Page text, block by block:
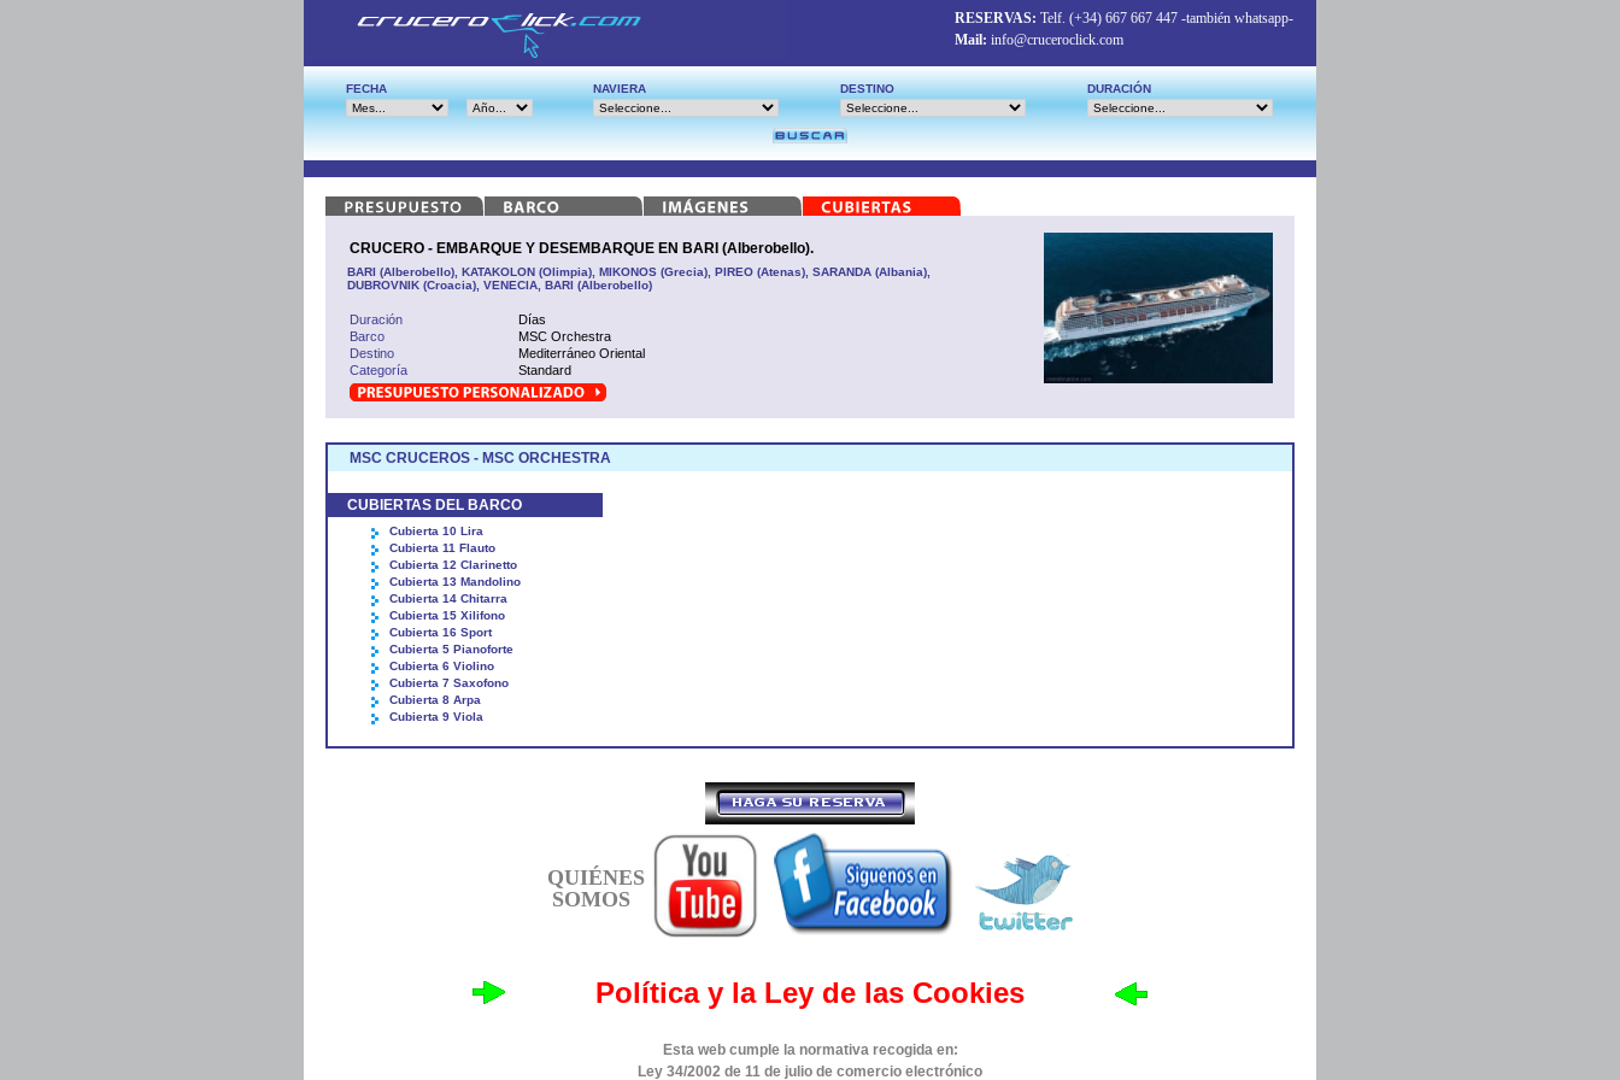
RESERVAS: Telf. (+34) 667 667 447 -también whatsapp-
Mail: info@cruceroclick.com
FECHA NAVIERA DESTINO DURACIÓN
CRUCERO - EMBARQUE Y DESEMBARQUE EN BARI (Alberobello).
BARI (Alberobello), KATAKOLON (Olimpia), MIKONOS (Grecia), PIREO (Atenas), SARANDA (Albania),
DUBROVNIK (Croacia), VENECIA, BARI (Alberobello)
Duración
Días
Barco
MSC Orchestra
Destino
Mediterráneo Oriental
Categoría
Standard
MSC CRUCEROS - MSC ORCHESTRA
CUBIERTAS DEL BARCO
Cubierta 10 Lira
Cubierta 11 Flauto
Cubierta 12 Clarinetto
Cubierta 13 Mandolino
Cubierta 14 Chitarra
Cubierta 15 Xilifono
Cubierta 16 Sport
Cubierta 5 Pianoforte
Cubierta 6 Violino
Cubierta 7 Saxofono
Cubierta 8 Arpa
Cubierta 9 Viola
QUIÉNES
SOMOS
Política y la Ley de las Cookies
Esta web cumple la normativa recogida en:
Ley 34/2002 de 11 de julio de comercio electrónico